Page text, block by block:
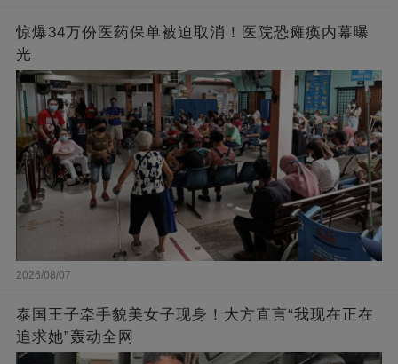
惊爆34万份医药保单被迫取消！医院恐瘫痪内幕曝
光
2026/08/07
泰国王子牵手貌美女子现身！大方直言“我现在正在
追求她”轰动全网